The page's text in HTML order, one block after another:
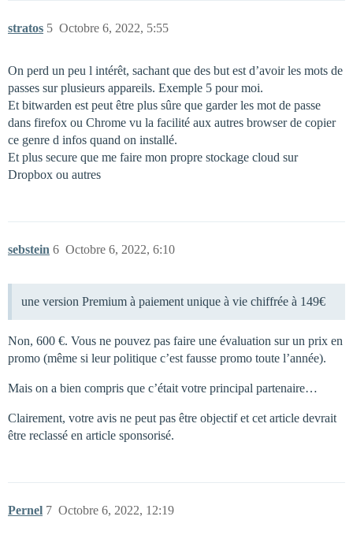
stratos Octobre 6, 2022, 5:55
5
On perd un peu l intérêt, sachant que des but est d’avoir les mots de
passes sur plusieurs appareils. Exemple 5 pour moi.
Et bitwarden est peut être plus sûre que garder les mot de passe
dans firefox ou Chrome vu la facilité aux autres browser de copier
ce genre d infos quand on installé.
Et plus secure que me faire mon propre stockage cloud sur
Dropbox ou autres
sebstein Octobre 6, 2022, 6:10
6
une version Premium à paiement unique à vie chiffrée à 149€
Non, 600 €. Vous ne pouvez pas faire une évaluation sur un prix en
promo (même si leur politique c’est fausse promo toute l’année).
Mais on a bien compris que c’était votre principal partenaire…
Clairement, votre avis ne peut pas être objectif et cet article devrait
être reclassé en article sponsorisé.
Pernel Octobre 6, 2022, 12:19
7